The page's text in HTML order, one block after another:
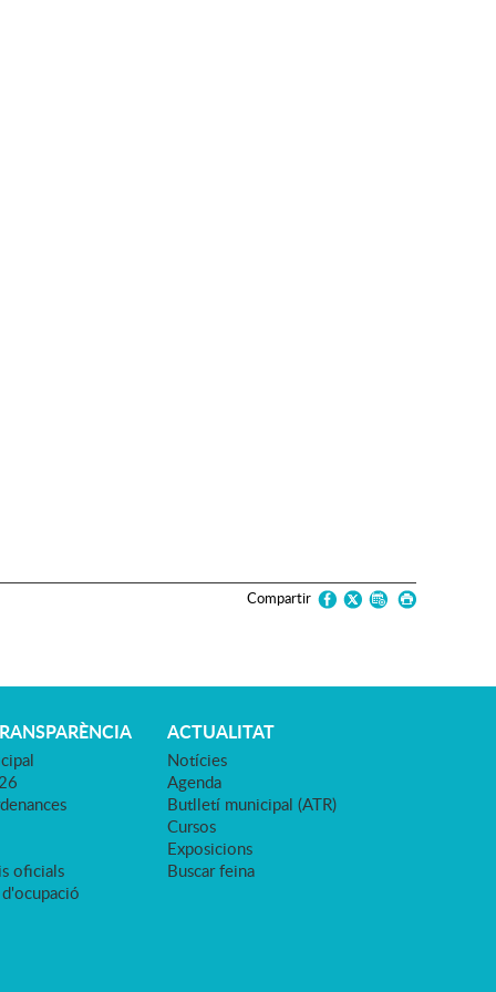
Compartir
oficials
ACTUALITAT
Notícies
Agenda
Butlletí municipal (ATR)
Cursos
Exposicions
Buscar feina